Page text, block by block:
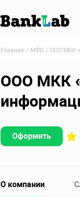
Главная МФО ООО МКК
ООО МКК
Оформить
О компании